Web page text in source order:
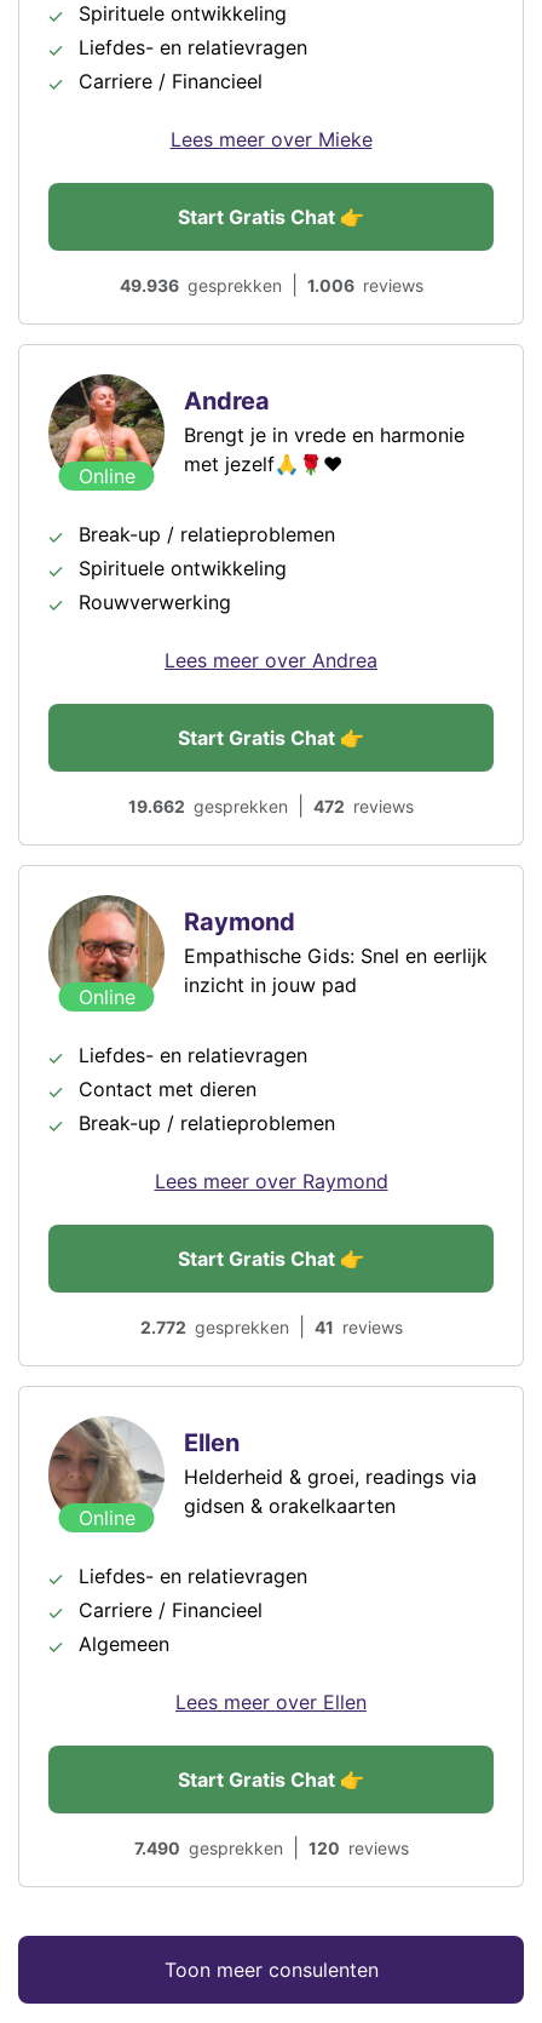
Spirituele ontwikkeling
Liefdes- en relatievragen
Carriere / Financieel
1.006 reviews
49.936 gesprekken
Start Gratis Chat 👉
Lees meer over Mieke
Online
Andrea
Brengt je in vrede en harmonie
met jezelf🙏🌹❤️
Break-up / relatieproblemen
Spirituele ontwikkeling
Rouwverwerking
472 reviews
19.662 gesprekken
Start Gratis Chat 👉
Lees meer over Andrea
Online
Raymond
Empathische Gids: Snel en eerlijk
inzicht in jouw pad
Liefdes- en relatievragen
Contact met dieren
Break-up / relatieproblemen
41 reviews
2.772 gesprekken
Start Gratis Chat 👉
Lees meer over Raymond
Online
Ellen
Helderheid & groei, readings via
gidsen & orakelkaarten
Liefdes- en relatievragen
Carriere / Financieel
Algemeen
120 reviews
7.490 gesprekken
Start Gratis Chat 👉
Lees meer over Ellen
Toon meer consulenten